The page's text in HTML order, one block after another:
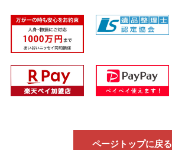
ページトップに戻る